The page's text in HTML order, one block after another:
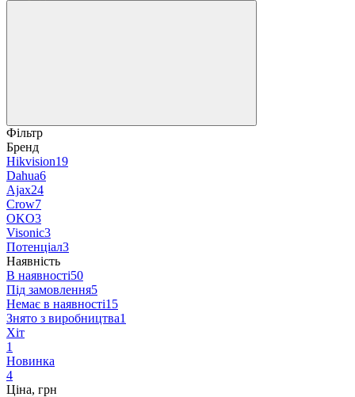
Фільтр
Бренд
Hikvision19
Dahua6
Ajax24
Crow7
OKO3
Visonic3
Потенціал3
Наявність
В наявності50
Під замовлення5
Немає в наявності15
Знято з виробництва1
Хіт
1
Новинка
4
Ціна, грн